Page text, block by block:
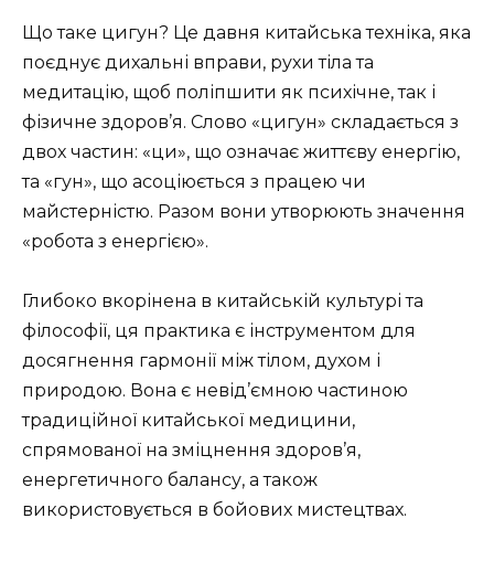
Що таке цигун? Це давня китайська техніка, яка
поєднує дихальні вправи, рухи тіла та
медитацію, щоб поліпшити як психічне, так і
фізичне здоров’я. Слово «цигун» складається з
двох частин: «ци», що означає життєву енергію,
та «гун», що асоціюється з працею чи
майстерністю. Разом вони утворюють значення
«робота з енергією».
Глибоко вкорінена в китайській культурі та
філософії, ця практика є інструментом для
досягнення гармонії між тілом, духом і
природою. Вона є невід’ємною частиною
традиційної китайської медицини,
спрямованої на зміцнення здоров’я,
енергетичного балансу, а також
використовується в бойових мистецтвах.